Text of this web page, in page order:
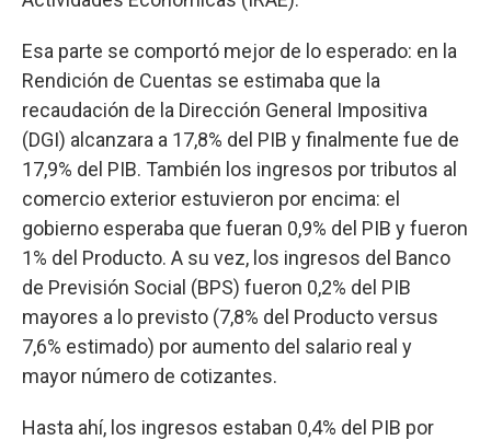
Esa parte se comportó mejor de lo esperado: en la
Rendición de Cuentas se estimaba que la
recaudación de la Dirección General Impositiva
(DGI) alcanzara a 17,8% del PIB y finalmente fue de
17,9% del PIB. También los ingresos por tributos al
comercio exterior estuvieron por encima: el
gobierno esperaba que fueran 0,9% del PIB y fueron
1% del Producto. A su vez, los ingresos del Banco
de Previsión Social (BPS) fueron 0,2% del PIB
mayores a lo previsto (7,8% del Producto versus
7,6% estimado) por aumento del salario real y
mayor número de cotizantes.
Hasta ahí, los ingresos estaban 0,4% del PIB por